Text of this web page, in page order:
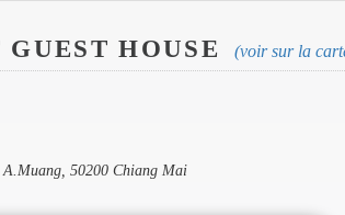
GUEST HOUSE (voir sur la
A.Muang, 50200 Chiang Mai